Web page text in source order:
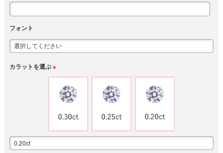
フォント
カラットを選ぶ※